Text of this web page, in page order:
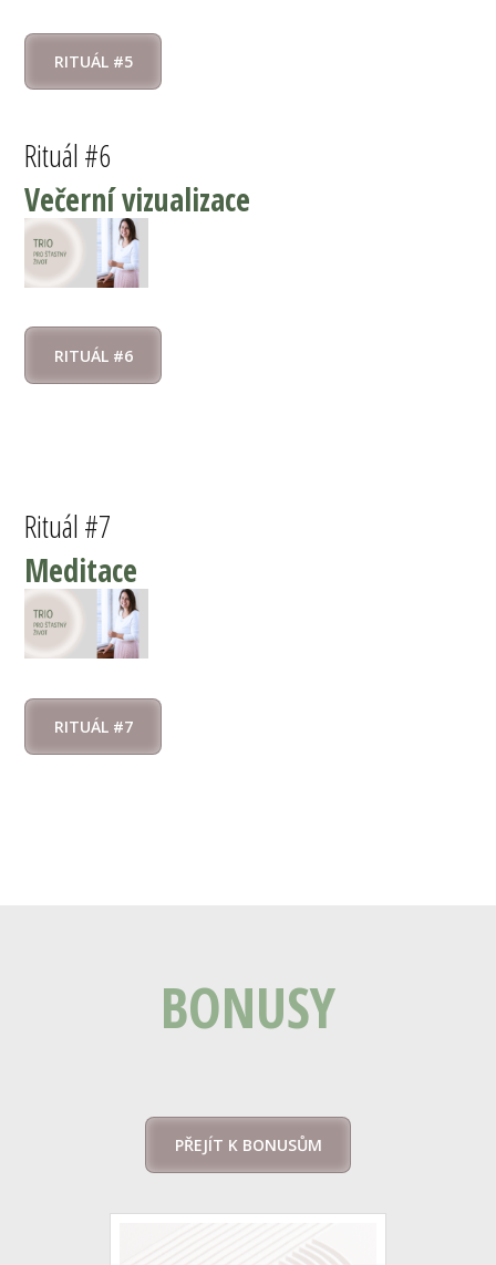
RITUÁL #5
Rituál #6
Večerní vizualizace
RITUÁL #6
Rituál #7
Meditace
RITUÁL #7
BONUSY
PŘEJÍT K BONUSŮM